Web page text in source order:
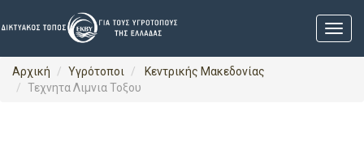
Αρχική Υγρότοποι
Κεντρικής Μακεδονίας
Τεχνητα Λιμνια Τοξου